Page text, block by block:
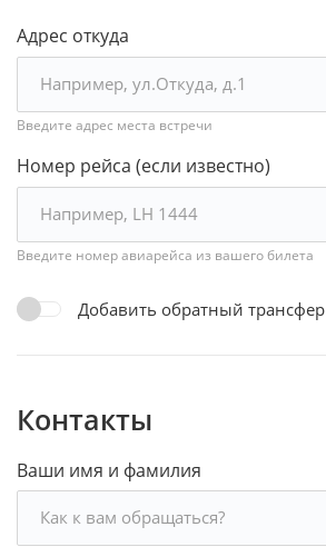
Адрес откуда
Введите адрес места встречи
Номер рейса (если известно)
Введите номер авиарейса из вашего билета
Добавить обратный трансфер
Контакты
Ваши имя и фамилия